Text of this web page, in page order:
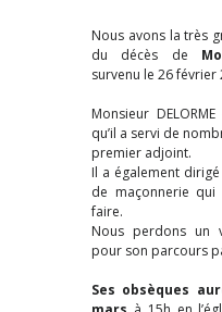
Nous avons la très
du décès de
survenu le 26 février
Monsieur
qu’il a servi de
premier adjoint.
Il a également
de maçonnerie
faire.
Nous perdons un
pour son parcours
Ses obsèques